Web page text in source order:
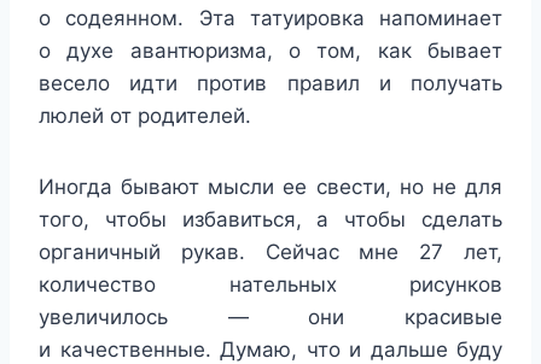
о содеянном. Эта татуировка напоминает
о духе авантюризма, о том, как бывает
весело идти против правил и получать
люлей от родителей.
Иногда бывают мысли ее свести, но не для
того, чтобы избавиться, а чтобы сделать
органичный рукав. Сейчас мне 27 лет,
количество нательных рисунков
увеличилось — они красивые
и качественные. Думаю, что и дальше буду